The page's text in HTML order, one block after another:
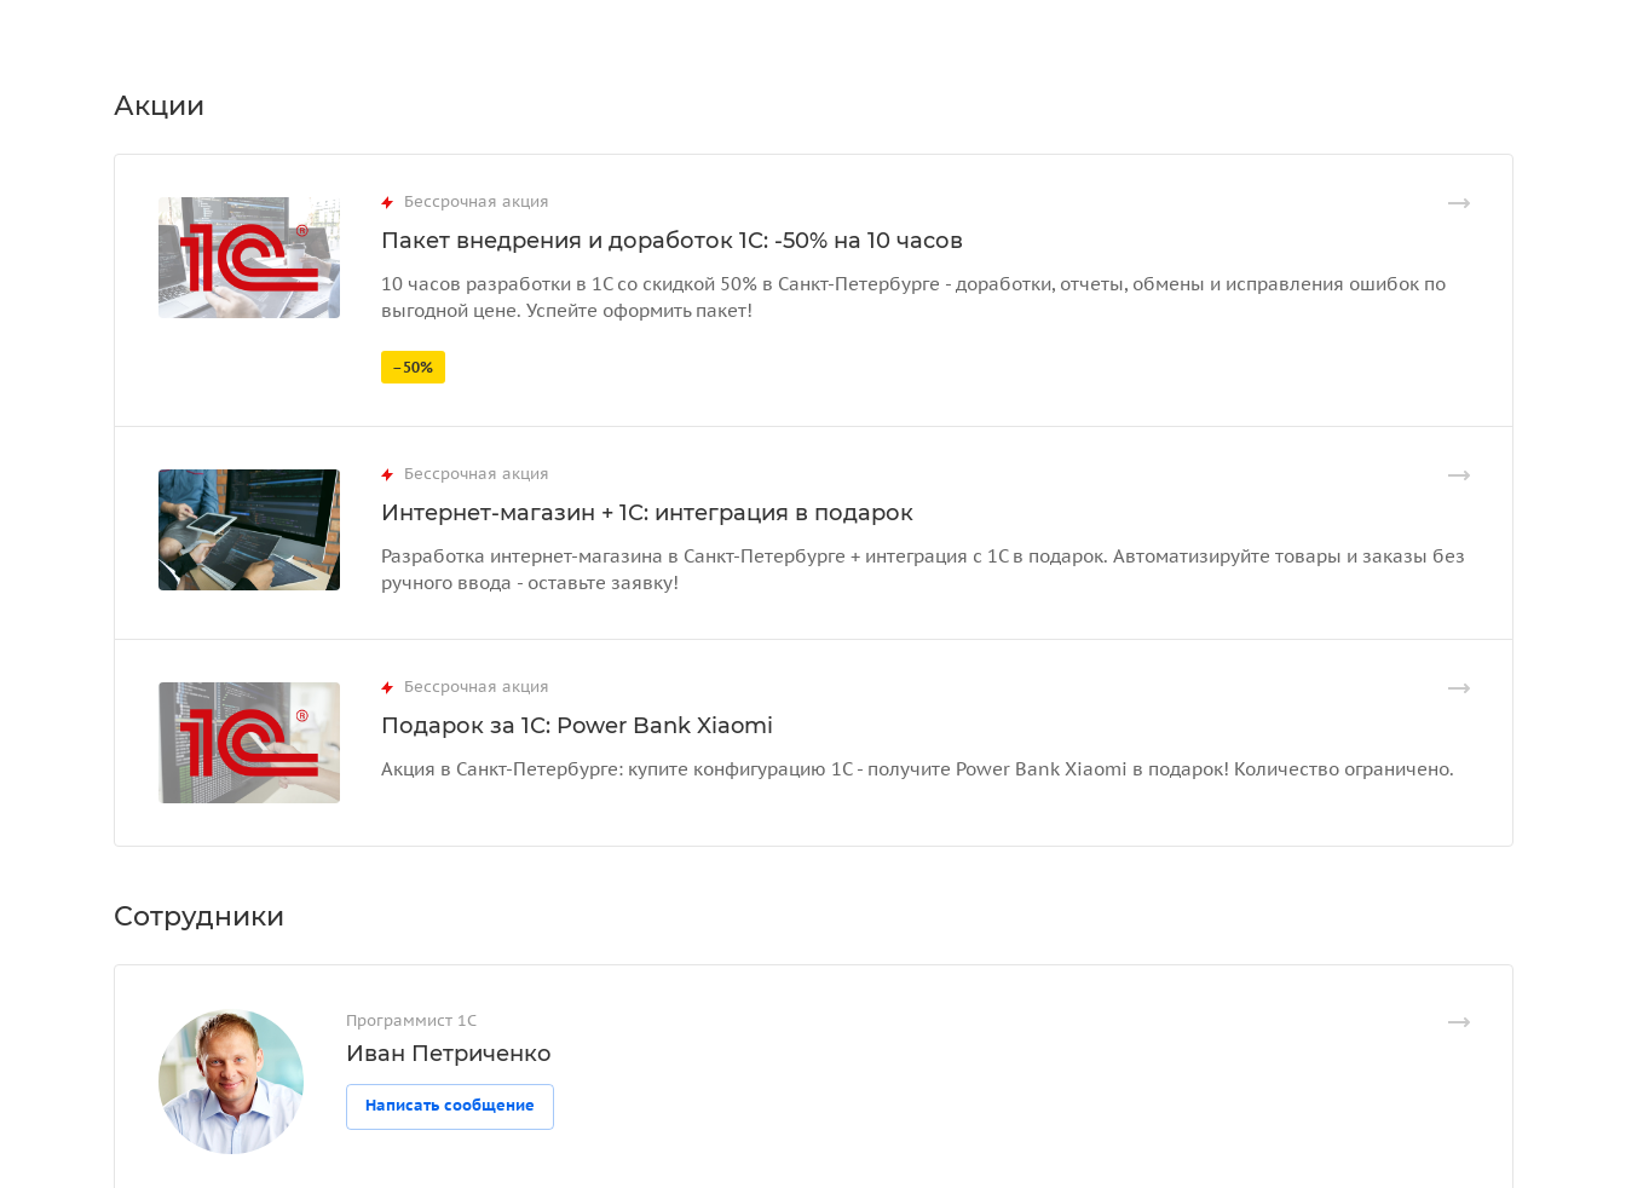
Акции
Бессрочная акция
Пакет внедрения и доработок 1С: -50% на 10 часов
10 часов разработки в 1С со скидкой 50% в Санкт-Петербурге - доработки, отчеты, обмены и исправления ошибок по
выгодной цене. Успейте оформить пакет!
–50%
Бессрочная акция
Интернет-магазин + 1С: интеграция в подарок
Разработка интернет-магазина в Санкт-Петербурге + интеграция с 1С в подарок. Автоматизируйте товары и заказы без
ручного ввода - оставьте заявку!
Бессрочная акция
Подарок за 1С: Power Bank Xiaomi
Акция в Санкт-Петербурге: купите конфигурацию 1С - получите Power Bank Xiaomi в подарок! Количество ограничено.
Сотрудники
Программист 1С
Иван Петриченко
Написать сообщение